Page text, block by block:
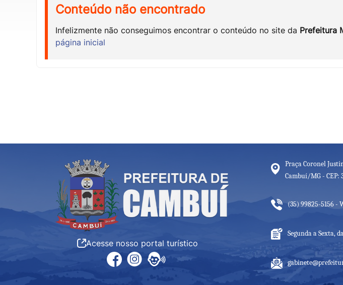
Conteúdo não encontrado
Infelizmente não conseguimos encontrar o conteúdo no site da Prefeitura
página inicial
Acesse nosso portal turístico
Praça Coronel
Cambuí/MG - CEP:
(35) 99825-5156 -
Segunda a Sexta,